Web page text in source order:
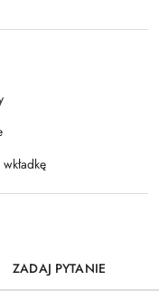
ZADAJ PYTANIE